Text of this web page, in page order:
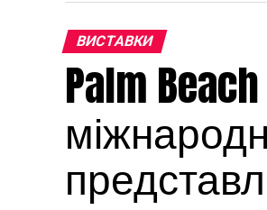
ВИСТАВКИ
Palm